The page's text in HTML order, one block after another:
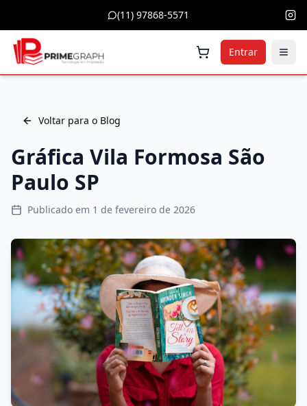
(11) 97868-5571
Entrar
Voltar para o Blog
Gráfica Vila Formosa São
Paulo SP
Publicado em 1 de fevereiro de 2026